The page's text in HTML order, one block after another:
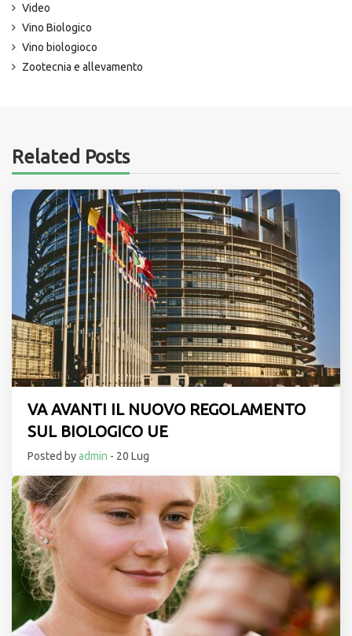
Video
Vino Biologico
Vino biologioco
Zootecnia e allevamento
Related Posts
VA AVANTI IL NUOVO REGOLAMENTO
SUL BIOLOGICO UE
Posted byadmin - 20 Lug